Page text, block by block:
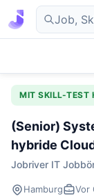
MIT SKILL-TEST
(Senior)
hybride
Jobriver IT
Hamburg Vor